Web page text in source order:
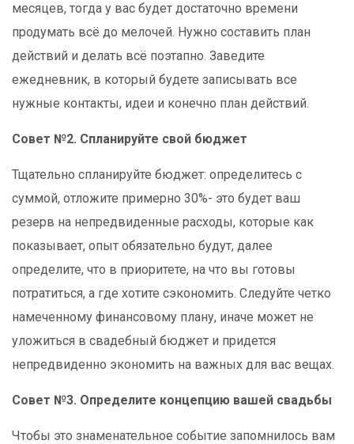
месяцев, тогда у вас будет достаточно времени
продумать всё до мелочей. Нужно составить план
действий и делать всё поэтапно. Заведите
ежедневник, в который будете записывать все
нужные контакты, идеи и конечно план действий.
Совет №2. Спланируйте свой бюджет
Тщательно спланируйте бюджет: определитесь с
суммой, отложите примерно 30%- это будет ваш
резерв на непредвиденные расходы, которые как
показывает, опыт обязательно будут, далее
определите, что в приоритете, на что вы готовы
потратиться, а где хотите сэкономить. Следуйте четко
намеченному финансовому плану, иначе может не
уложиться в свадебный бюджет и придется
непредвиденно экономить на важных для вас вещах.
Совет №3. Определите концепцию вашей свадьбы
Чтобы это знаменательное событие запомнилось вам